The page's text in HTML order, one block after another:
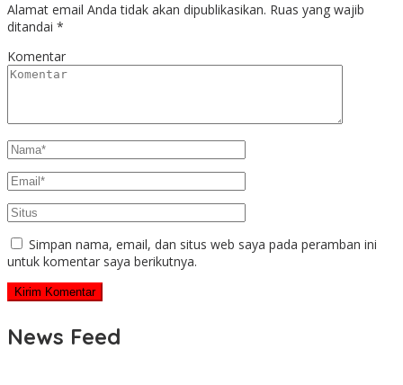
Alamat email Anda tidak akan dipublikasikan. Ruas yang wajib
ditandai *
Komentar
Simpan nama, email, dan situs web saya pada peramban ini
untuk komentar saya berikutnya.
News Feed